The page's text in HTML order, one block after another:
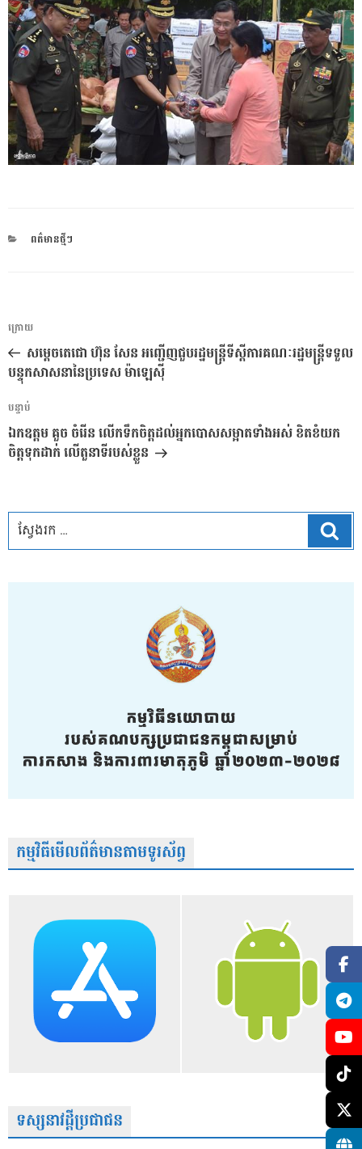
CATEGORIES
ពត៌មានថ្មីៗ
ការ​
នាំទិស​
ប្រកាស
អត្ថបទ
មុន
ក្រោយ
សម្តេចតេជោ ហ៊ុន សែន អញ្ជើញជួបរដ្ឋមន្ត្រីទីស្តីការគណៈរដ្ឋមន្ត្រីទទួល
បន្ទុកសាសនានៃប្រទេស ម៉ាឡេស៊ី
អត្ថបទ
បន្ទាប់
បន្ទាប់
ឯកឧត្ដម គួច ចំរើន លើកទឹកចិត្តដល់អ្នកបោសសម្អាតទាំងអស់ ខិតខំយក
ចិត្តទុកដាក់ លើតួនាទីរបស់ខ្លួន
កម្មវិធីមើលព័ត៌មានតាមទូរស័ព្វ
ទស្សនាវដ្តីប្រជាជន